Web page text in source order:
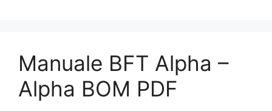
Manuale BFT Alpha –
Alpha BOM PDF